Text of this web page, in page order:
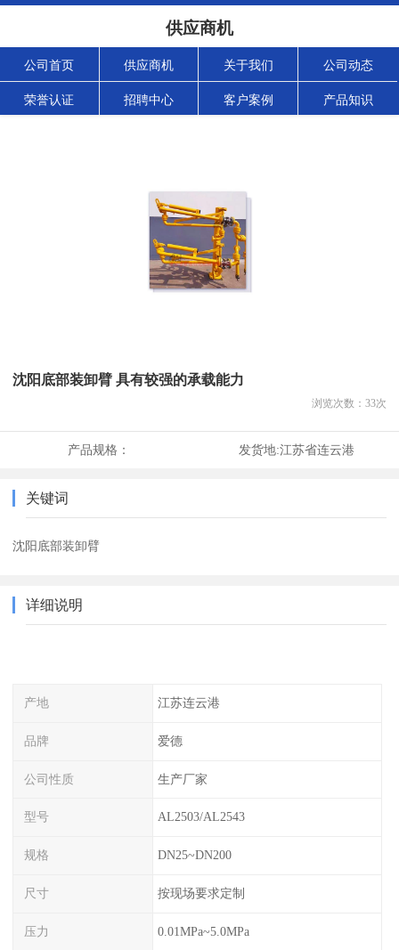
供应商机
公司首页 供应商机 关于我们 公司动态
荣誉认证 招聘中心 客户案例 产品知识
沈阳底部装卸臂 具有较强的承载能力
浏览次数： 33次
产品规格： 发货地:江苏省连云港
关键词
沈阳底部装卸臂
详细说明
产地 江苏连云港
品牌 爱德
公司性质 生产厂家
型号 AL2503/AL2543
规格 DN25~DN200
尺寸 按现场要求定制
压力 0.01MPa~5.0MPa